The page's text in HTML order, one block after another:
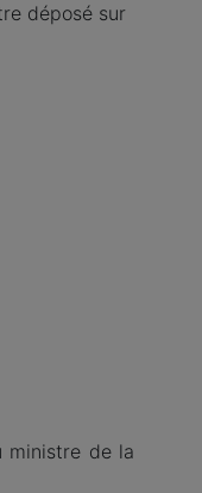
déposé sur
ministre de la